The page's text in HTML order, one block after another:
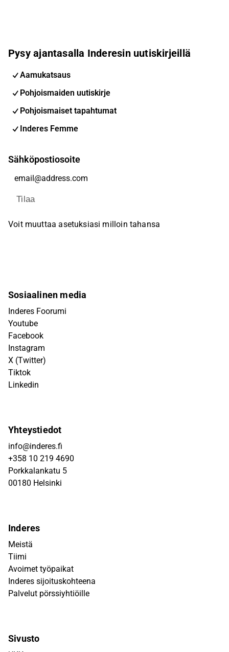
Pysy ajantasalla Inderesin uutiskirjeillä
Aamukatsaus
Pohjoismaiden uutiskirje
Pohjoismaiset tapahtumat
Inderes Femme
Sähköpostiosoite
Tilaa
Voit muuttaa asetuksiasi milloin tahansa
Sosiaalinen media
Inderes Foorumi
Youtube
Facebook
Instagram
X (Twitter)
Tiktok
Linkedin
Yhteystiedot
info@inderes.fi
+358 10 219 4690
Porkkalankatu 5
00180 Helsinki
Inderes
Meistä
Tiimi
Avoimet työpaikat
Inderes sijoituskohteena
Palvelut pörssiyhtiöille
Sivusto